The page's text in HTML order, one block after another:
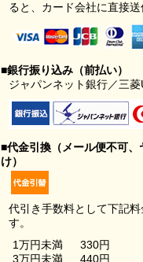
ると、カード会社に直接送
■銀行振り込み（前払い）
ジャパンネット銀行／三
■代金引換（メール便不可
け）
代引き手数料として下記
す。
1万円未満
330円
3万円未満
440円